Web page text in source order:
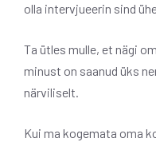
olla intervjueerin sind
Ta ütles mulle, et nägi
minust on saanud üks
närviliselt.
Kui ma kogemata oma